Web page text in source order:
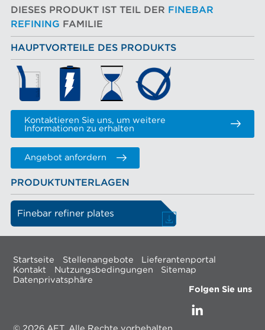
DIESES PRODUKT IST TEIL DER FINEBAR
REFINING FAMILIE
HAUPTVORTEILE DES PRODUKTS
Kontaktieren Sie uns, um weitere
Informationen zu erhalten
Angebot anfordern
PRODUKTUNTERLAGEN
Finebar refiner plates
Startseite Stellenangebote
Lieferantenportal
Kontakt
Nutzungsbedingungen
Sitemap
Datenprivatsphäre
Folgen Sie uns